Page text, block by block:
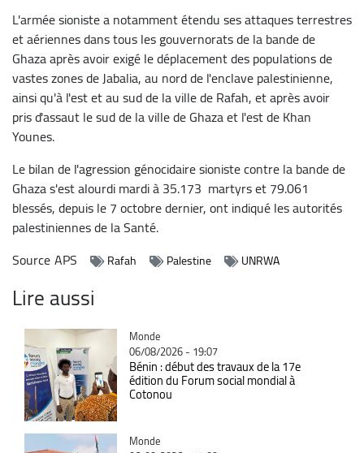
L'armée sioniste a notamment étendu ses attaques terrestres
et aériennes dans tous les gouvernorats de la bande de
Ghaza après avoir exigé le déplacement des populations de
vastes zones de Jabalia, au nord de l'enclave palestinienne,
ainsi qu'à l'est et au sud de la ville de Rafah, et après avoir
pris d'assaut le sud de la ville de Ghaza et l'est de Khan
Younes.
Le bilan de l'agression génocidaire sioniste contre la bande de
Ghaza s'est alourdi mardi à 35.173 martyrs et 79.061
blessés, depuis le 7 octobre dernier, ont indiqué les autorités
palestiniennes de la Santé.
SourceAPS Rafah Palestine UNRWA
Lire aussi
Catégorie
Monde
06/08/2026 - 19:07
Bénin : début des travaux de la 17e
édition du Forum social mondial à
Cotonou
Catégorie
Monde